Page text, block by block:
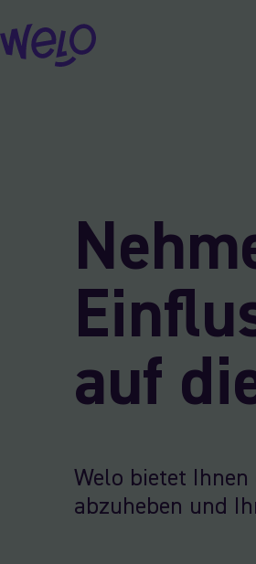
auf
Welo bietet
abzuheben und